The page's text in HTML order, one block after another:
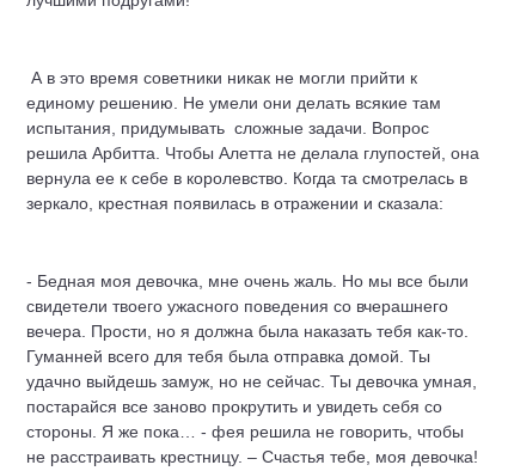
А в это время советники никак не могли прийти к
единому решению. Не умели они делать всякие там
испытания, придумывать сложные задачи. Вопрос
решила Арбитта. Чтобы Алетта не делала глупостей, она
вернула ее к себе в королевство. Когда та смотрелась в
зеркало, крестная появилась в отражении и сказала:
- Бедная моя девочка, мне очень жаль. Но мы все были
свидетели твоего ужасного поведения со вчерашнего
вечера. Прости, но я должна была наказать тебя как-то.
Гуманней всего для тебя была отправка домой. Ты
удачно выйдешь замуж, но не сейчас. Ты девочка умная,
постарайся все заново прокрутить и увидеть себя со
стороны. Я же пока… - фея решила не говорить, чтобы
не расстраивать крестницу. – Счастья тебе, моя девочка!